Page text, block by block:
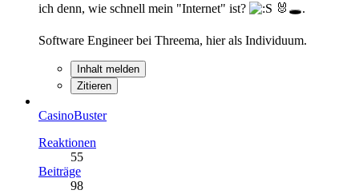
ich denn, wie schnell mein "Internet" ist?
🐰🕳️.
Software Engineer bei Threema, hier als Individuum.
Inhalt melden
Zitieren
CasinoBuster
Reaktionen
55
Beiträge
98